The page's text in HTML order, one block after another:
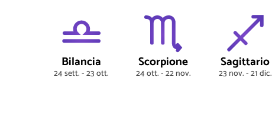
Bilancia
24 sett. - 23 ott.
Scorpione
24 ott. - 22 nov.
Sagittario
23 nov. - 21 dic.